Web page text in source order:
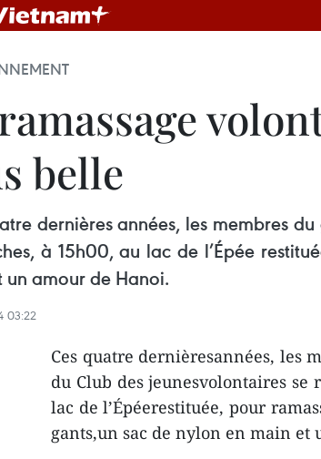
belle
dernières années, les membres
à 15h00, au lac de l’Épée
un amour de Hanoi.
03:22
Ces quatre dernièresannées, les
du Club des jeunesvolontaires se
lac de l’Épéerestituée, pour
gants,un sac de nylon en main et